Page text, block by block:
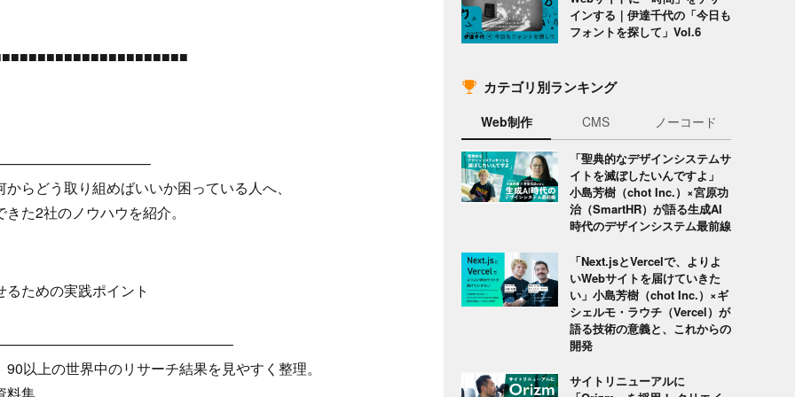
らどう取り組めばいいか困っている人へ、
た2社のノウハウを紹介。
ための実践ポイント
以上の世界中のリサーチ結果を見やすく整理。
インする｜伊達千代の「今日も
フォントを探して」Vol.6
カテゴリ別ランキング
Web制作 CMS ノーコード
「聖典的なデザインシステムサ
イトを滅ぼしたいんですよ」
小島芳樹（chot Inc.）×宮原功
治（SmartHR）が語る生成AI
時代のデザインシステム最前線
「Next.jsとVercelで、よりよ
いWebサイトを届けていきた
い」小島芳樹（chot Inc.）×ギ
シェルモ・ラウチ（Vercel）が
語る技術の意義と、これからの
開発
サイトリニューアルに